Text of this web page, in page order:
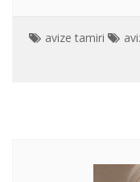
avize tamiri